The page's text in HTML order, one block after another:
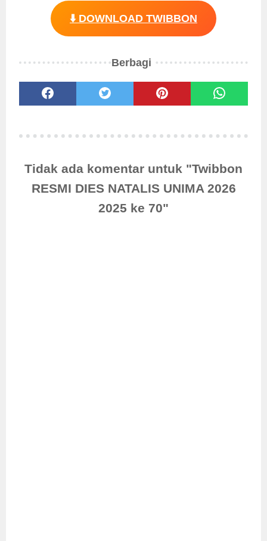
⬇️ DOWNLOAD TWIBBON
Berbagi
Tidak ada komentar untuk "Twibbon
RESMI DIES NATALIS UNIMA 2026
2025 ke 70"